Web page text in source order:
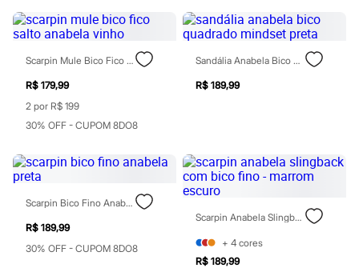
Clock House
Mindset
Yessica
Moda esportiva
Acessórios
Blusas
Calçados
Leggings
Tops
Moda íntima
Cintas e Modeladores
Meias
Pijamas
Sutiãs e Tops
Scarpin Mule Bico Fico Salto Anabela Vinho
R$ 179,99
2 por R$ 199
30% OFF - CUPOM 8DO8
Sandália Anabela Bico Quadrado Mindset Preta
R$ 189,99
Scarpin Bico Fino Anabela Preta
R$ 189,99
30% OFF - CUPOM 8DO8
Scarpin Anabela Slingback Com Bico Fino - Marrom Escuro
+ 4 cores
R$ 189,99